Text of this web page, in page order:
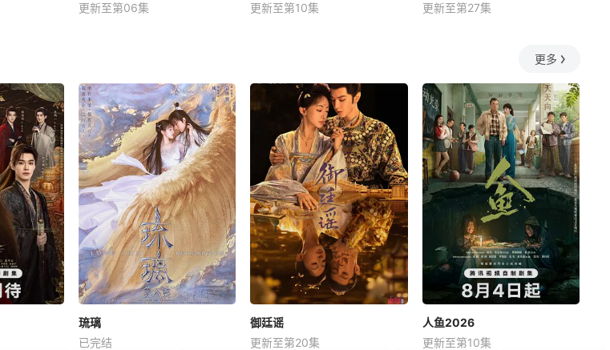
更新至第06集
更新至第10集
更新至第27集
更多
琉璃
已完结
御廷谣
更新至第20集
人鱼2026
更新至第10集